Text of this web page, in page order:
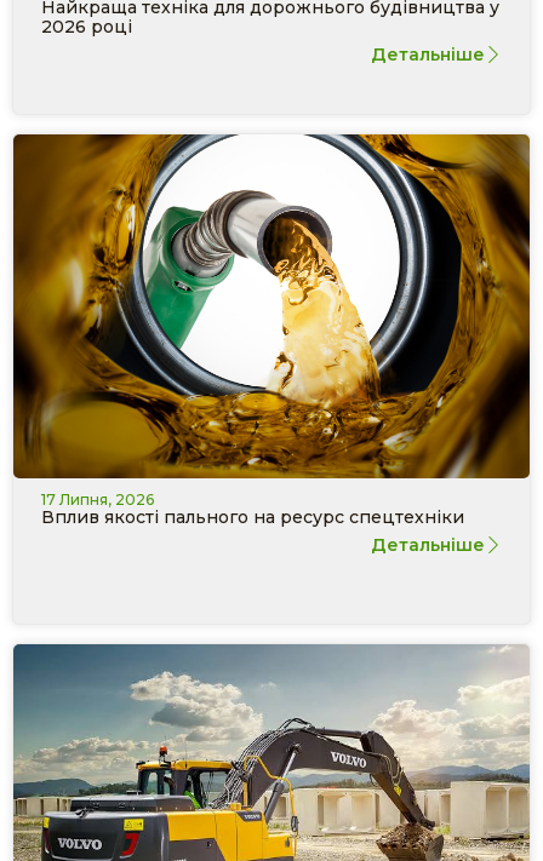
Найкраща техніка для дорожнього будівництва у
2026 році
Детальніше
17 Липня, 2026
Вплив якості пального на ресурс спецтехніки
Детальніше